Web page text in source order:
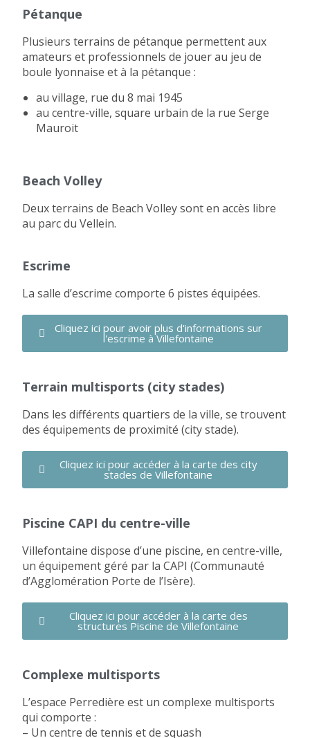
Pétanque
Plusieurs terrains de pétanque permettent aux
amateurs et professionnels de jouer au jeu de
boule lyonnaise et à la pétanque :
au village, rue du 8 mai 1945
au centre-ville, square urbain de la rue Serge
Mauroit
Beach Volley
Deux terrains de Beach Volley sont en accès libre
au parc du Vellein.
Escrime
La salle d’escrime comporte 6 pistes équipées.
Cliquez ici pour avoir plus d'informations sur
l'escrime à Villefontaine
Terrain multisports (city stades)
Dans les différents quartiers de la ville, se trouvent
des équipements de proximité (city stade).
Cliquez ici pour accéder à la carte des city
stades de Villefontaine
Piscine CAPI du centre-ville
Villefontaine dispose d’une piscine, en centre-ville,
un équipement géré par la CAPI (Communauté
d’Agglomération Porte de l’Isère).
Cliquez ici pour accéder à la carte des
structures Piscine de Villefontaine
Complexe multisports
L’espace Perredière est un complexe multisports
qui comporte :
– Un centre de tennis et de squash